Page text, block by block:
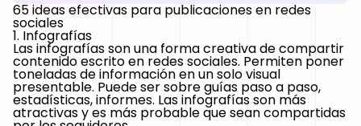
65 ideas efectivas para publicaciones en redes
sociales
1. Infografías
Las infografías son una forma creativa de compartir
contenido escrito en redes sociales. Permiten poner
toneladas de información en un solo visual
presentable. Puede ser sobre guías paso a paso,
estadísticas, informes. Las infografías son más
atractivas y es más probable que sean compartidas